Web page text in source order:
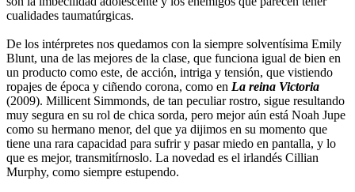
cualidades taumatúrgicas.
De los intérpretes nos quedamos con la siempre solventísima Emily
Blunt, una de las mejores de la clase, que funciona igual de bien en
un producto como este, de acción, intriga y tensión, que vistiendo
ropajes de época y ciñendo corona, como en La reina Victoria
(2009). Millicent Simmonds, de tan peculiar rostro, sigue resultando
muy segura en su rol de chica sorda, pero mejor aún está Noah Jupe
como su hermano menor, del que ya dijimos en su momento que
tiene una rara capacidad para sufrir y pasar miedo en pantalla, y lo
que es mejor, transmitírnoslo. La novedad es el irlandés Cillian
Murphy, como siempre estupendo.